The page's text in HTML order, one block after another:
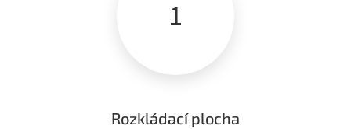
1
Rozkládací plocha